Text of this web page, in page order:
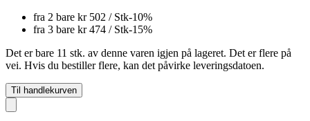
fra 2 bare kr 502 / Stk-10%
fra 3 bare kr 474 / Stk-15%
Det er bare 11 stk. av denne varen igjen på lageret. Det er flere på
vei. Hvis du bestiller flere, kan det påvirke leveringsdatoen.
Til handlekurven